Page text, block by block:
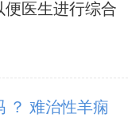
医生进行综合
？ 难治性羊痫